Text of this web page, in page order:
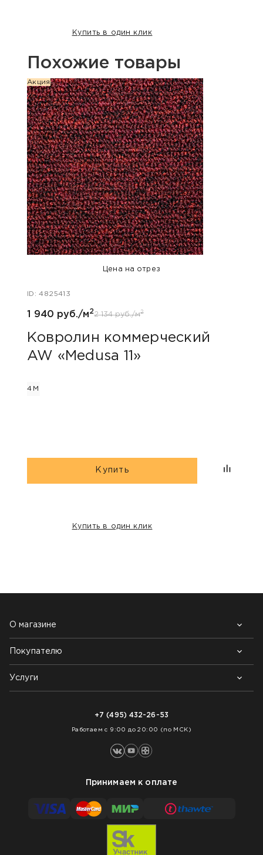
Купить в один клик
Похожие товары
Акция
Цена на отрез
ID: 4825413
1 940 руб./м22 134 руб./м2
Ковролин коммерческий
AW «Medusa 11»
4М
Купить
Купить в один клик
О магазине
Почему выбирают нас
Контакты
Блог
Покупателю
Возврат товара
Как заказать
Услуги
+7 (495) 432-26-53
Работаем с 9:00 до 20:00 (по МСК)
Принимаем к оплате